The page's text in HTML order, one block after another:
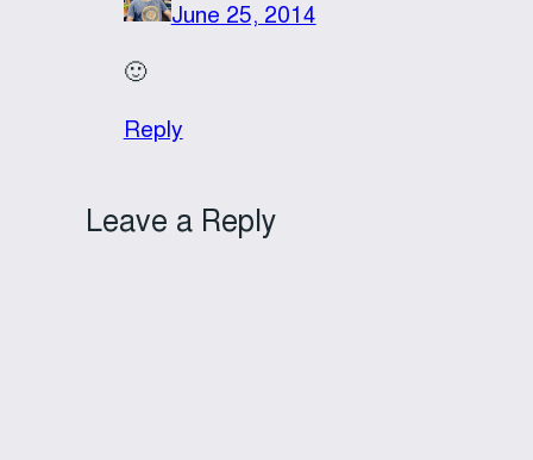
June 25, 2014
🙂
Reply
Leave a Reply